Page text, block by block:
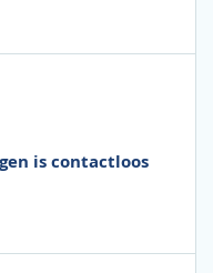
is contactloos